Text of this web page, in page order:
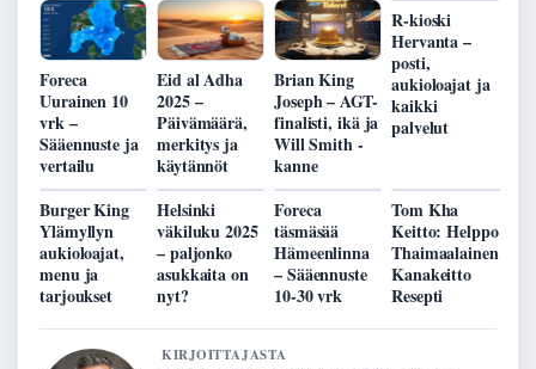
Foreca
Uurainen 10
vrk –
Sääennuste ja
vertailu
Eid al Adha
2025 –
Päivämäärä,
merkitys ja
käytännöt
Brian King
Joseph – AGT-
finalisti, ikä ja
Will Smith -
kanne
R-kioski
Hervanta –
posti,
aukioloajat ja
kaikki
palvelut
Burger King
Ylämyllyn
aukioloajat,
menu ja
tarjoukset
Helsinki
väkiluku 2025
– paljonko
asukkaita on
nyt?
Foreca
täsmäsää
Hämeenlinna
– Sääennuste
10-30 vrk
Tom Kha
Keitto: Helppo
Thaimaalainen
Kanakeitto
Resepti
KIRJOITTAJASTA